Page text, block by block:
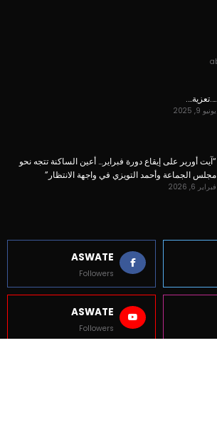
….تعزية….
يونيو 9, 2025
“آيت أورير على إيقاع دورة فبراير… أعين الساكنة تتجه نحو
مجلس الجماعة وأحمد التويزي في واجهة الانتظار”
فبراير 6, 2026
ASWATE
Followers
ASWATE
Followers